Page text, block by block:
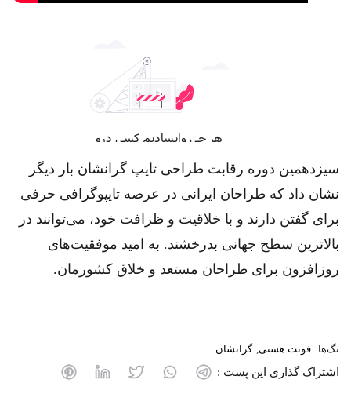
سیزدهمین دوره رقابت طراحی تایپ گرانشان بار دیگر
نشان داد که طراحان ایرانی در عرصه تایپوگرافی حرفی
برای گفتن دارند و با خلاقیت و ظرافت خود، می‌توانند در
بالاترین سطح جهانی بدرخشند. به امید موفقیت‌های
روزافزون برای طراحان مستعد و خلاق کشورمان.
تگ‌ها: فونت هستی گرانشان
اشتراک گذاری این پست :